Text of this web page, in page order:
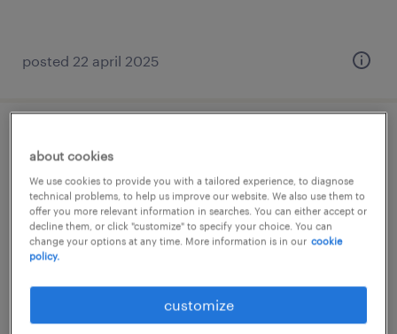
posted 22 april 2025
務
千葉県千葉市中央区, 千葉県
temporary
¥1500.00 per hour
about cookies
We use cookies to provide you with a tailored experience, to diagnose
technical problems, to help us improve our website. We also use them to
offer you more relevant information in searches. You can either accept or
decline them, or click "customize" to specify your choice. You can
change your options at any time. More information is in our cookie
policy.
customize